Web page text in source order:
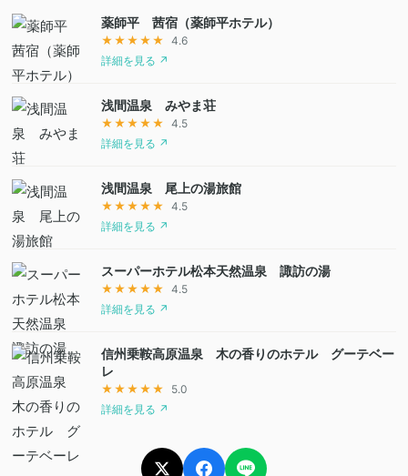
薬師平 茜宿（薬師平ホテル）
★★★★★
4.6
詳細を見る ↗
浅間温泉 みやま荘
★★★★★
4.5
詳細を見る ↗
浅間温泉 尾上の湯旅館
★★★★★
4.5
詳細を見る ↗
スーパーホテル松本天然温泉 諏訪の湯
★★★★★
4.5
詳細を見る ↗
信州乗鞍高原温泉 木の香りのホテル グーテベー
レ
★★★★★
5.0
詳細を見る ↗